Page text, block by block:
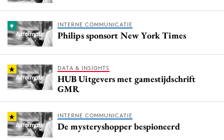
INTERNE COMMUNICATIE
Philips sponsort New York Times
DATA & INSIGHTS
HUB Uitgevers met gamestijdschrift
GMR
INTERNE COMMUNICATIE
De mysteryshopper bespioneerd